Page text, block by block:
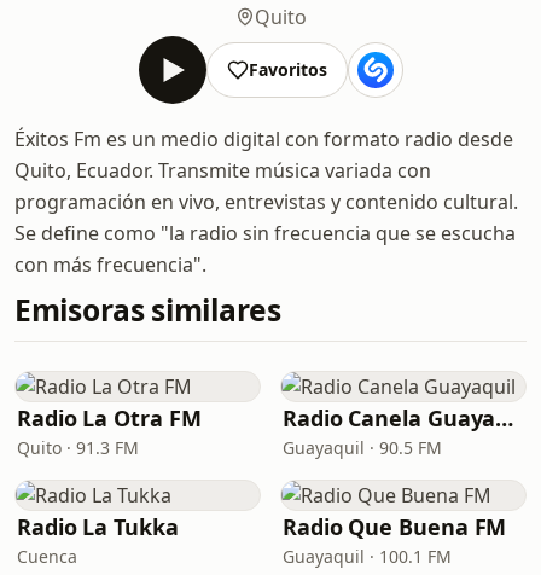
Quito
Favoritos
Éxitos Fm es un medio digital con formato radio desde
Quito, Ecuador. Transmite música variada con
programación en vivo, entrevistas y contenido cultural.
Se define como "la radio sin frecuencia que se escucha
con más frecuencia".
Emisoras similares
Radio La Otra FM
Quito · 91.3 FM
Radio Canela Guayaquil
Guayaquil · 90.5 FM
Radio La Tukka
Cuenca
Radio Que Buena FM
Guayaquil · 100.1 FM